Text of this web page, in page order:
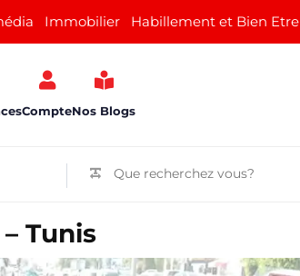
Immobilier Habillement et Bien Etre
CompteNos Blogs
Tunis